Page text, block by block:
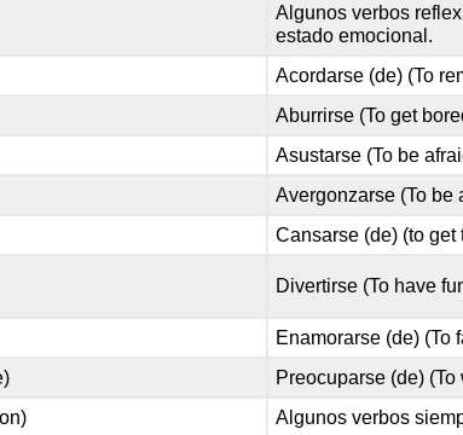
Algunos verbos
estado emocional.
Acordarse (de) (To
Aburrirse (To get
Asustarse (To be
Avergonzarse (To be
Cansarse (de) (to get
Divertirse (To have
Enamorarse (de) (To
Preocuparse (de) (To
Algunos verbos